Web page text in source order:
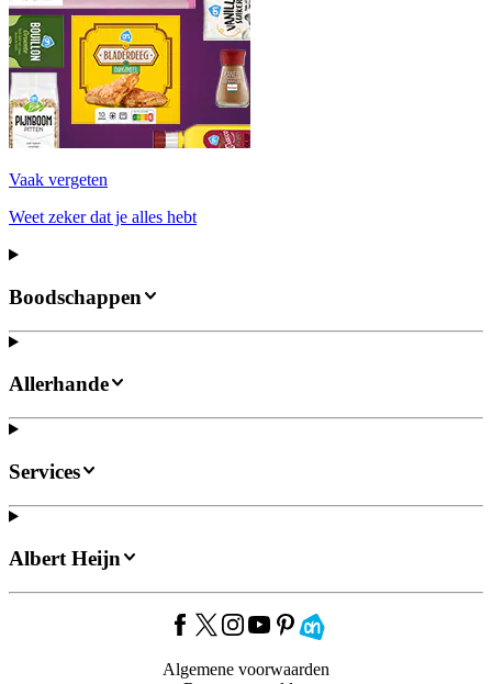
Vaak vergeten
Weet zeker dat je alles hebt
Boodschappen
Allerhande
Services
Albert Heijn
Algemene voorwaarden